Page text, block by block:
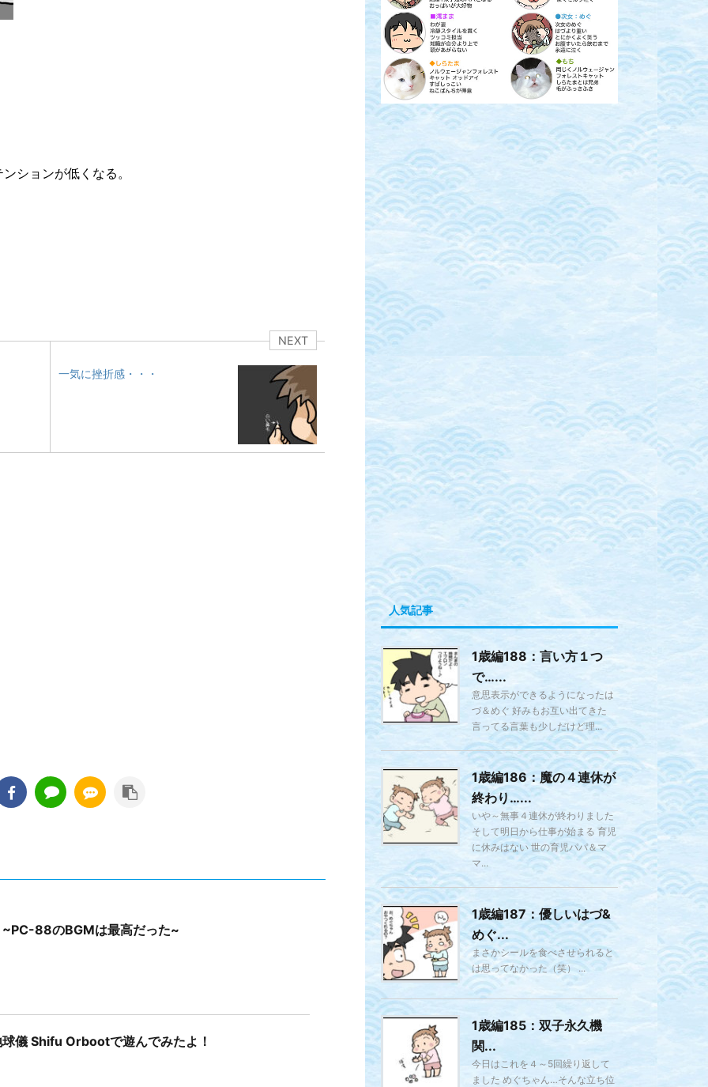
ションが低くなる。
NEXT
一気に挫折感・・・
88のBGMは最高だった~
儀 Shifu Orbootで遊んでみたよ！
人気記事
1歳編188：言い方１つ
で…...
意思表示ができるようになったは
づ＆めぐ 好みもお互い出てきた
言ってる言葉も少しだけど理...
1歳編186：魔の４連休が
終わり…...
いや～無事４連休が終わりました
そして明日から仕事が始まる 育児
に休みはない 世の育児パパ＆マ
マ...
1歳編187：優しいはづ&
めぐ...
まさかシールを食べさせられると
は思ってなかった（笑） ...
1歳編185：双子永久機
関...
今日はこれを４～5回繰り返して
ました めぐちゃん…そんな立ち位